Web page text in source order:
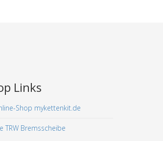
Links
Shop mykettenkit.de
TRW Bremsscheibe